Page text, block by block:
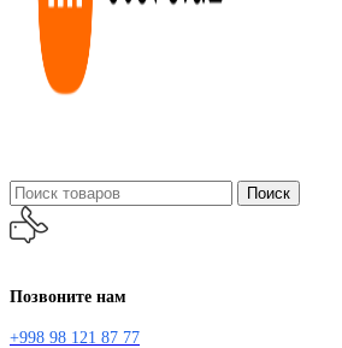
Поиск
Позвоните нам
+998 98 121 87 77